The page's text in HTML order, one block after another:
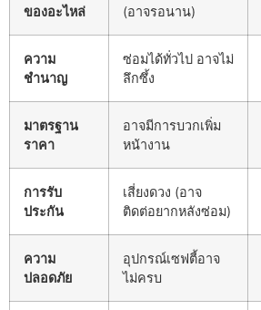
ของอะไหล่
(อาจรอนาน)
ความ
ชำนาญ
ซ่อมได้ทั่วไป อาจไม่
ลึกซึ้ง
มาตรฐาน
ราคา
อาจมีการบวกเพิ่ม
หน้างาน
การรับ
ประกัน
เสี่ยงดวง (อาจ
ติดต่อยากหลังซ่อม)
ความ
ปลอดภัย
อุปกรณ์เซฟตี้อาจ
ไม่ครบ